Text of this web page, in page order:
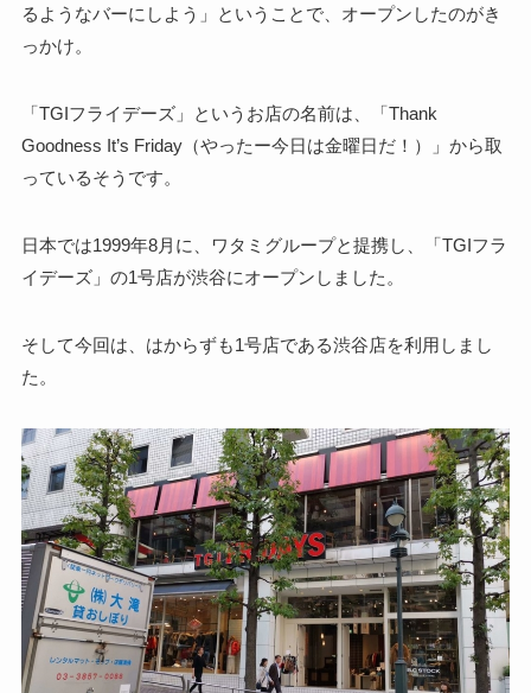
るようなバーにしよう」ということで、オープンしたのがき
っかけ。
「TGIフライデーズ」というお店の名前は、「Thank
Goodness It’s Friday（やったー今日は金曜日だ！）」から取
っているそうです。
日本では1999年8月に、ワタミグループと提携し、「TGIフラ
イデーズ」の1号店が渋谷にオープンしました。
そして今回は、はからずも1号店である渋谷店を利用しまし
た。